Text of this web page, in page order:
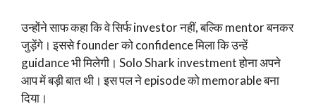
उन्होंने साफ कहा कि वे सिर्फ investor नहीं, बल्कि mentor बनकर
जुड़ेंगे। इससे founder को confidence मिला कि उन्हें
guidance भी मिलेगी। Solo Shark investment होना अपने
आप में बड़ी बात थी। इस पल ने episode को memorable बना
दिया।